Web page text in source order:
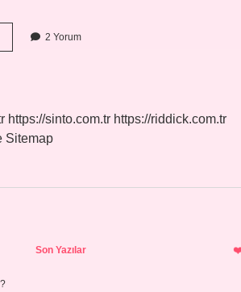
2 Yorum
https://sinto.com.tr https://riddick.com.tr
Sitemap
Son Yazılar